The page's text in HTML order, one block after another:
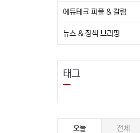
에듀테크 피플 & 칼럼
뉴스 & 정책 브리핑
태그
오늘 전체